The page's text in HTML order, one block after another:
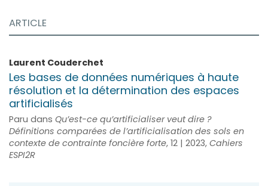
ARTICLE
Laurent Couderchet
Les bases de données numériques à haute
résolution et la détermination des espaces
artificialisés
Paru dans Qu’est-ce qu’artificialiser veut dire ?
Définitions comparées de l’artificialisation des sols en
contexte de contrainte foncière forte, 12 | 2023, Cahiers
ESPI2R